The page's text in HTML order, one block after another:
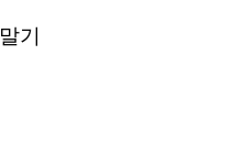
기